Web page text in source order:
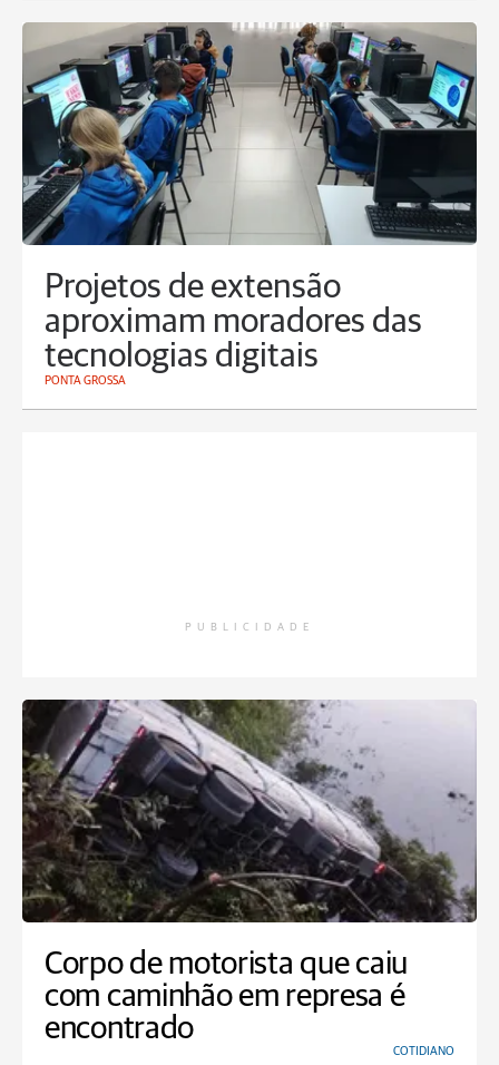
Projetos de extensão
aproximam moradores das
tecnologias digitais
PONTA GROSSA
PUBLICIDADE
Corpo de motorista que caiu
com caminhão em represa é
encontrado
COTIDIANO